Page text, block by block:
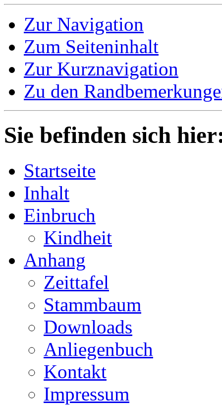
Zur Navigation
Zum Seiteninhalt
Zur Kurznavigation
Zu den
Sie befinden sich
Startseite
Inhalt
Einbruch
Kindheit
Anhang
Zeittafel
Stammbaum
Downloads
Anliegenbuch
Kontakt
Impressum